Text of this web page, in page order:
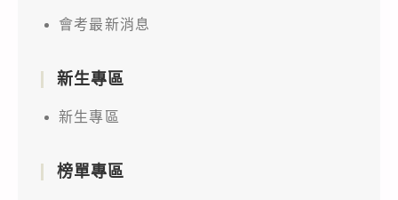
會考最新消息
新生專區
新生專區
榜單專區